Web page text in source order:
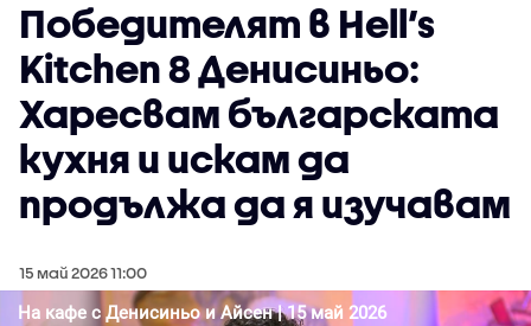
Победителят в Hell’s
Kitchen 8 Денисиньо:
Харесвам българската
кухня и искам да
продължа да я изучавам
15 май 2026 11:00